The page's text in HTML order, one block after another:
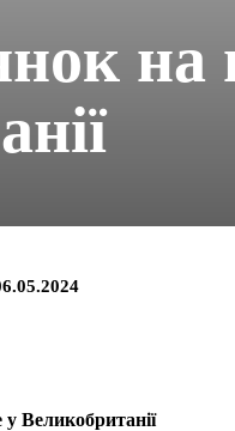
на
Великобританії